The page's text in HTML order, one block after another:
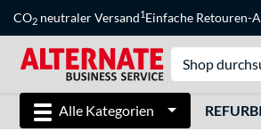
CO2 neutraler Versand1Einfache Retouren-
Alle Kategorien